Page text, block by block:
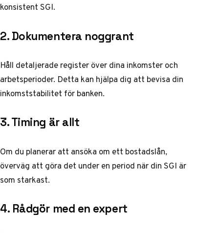
konsistent SGI.
2. Dokumentera noggrant
Håll detaljerade register över dina inkomster och
arbetsperioder. Detta kan hjälpa dig att bevisa din
inkomststabilitet för banken.
3. Timing är allt
Om du planerar att ansöka om ett bostadslån,
överväg att göra det under en period när din SGI är
som starkast.
4. Rådgör med en expert